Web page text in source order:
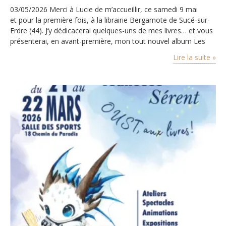
03/05/2026 Merci à Lucie de m’accueillir, ce samedi 9 mai
et pour la première fois, à la librairie Bergamote de Sucé-sur-
Erdre (44). J’y dédicacerai quelques-uns de mes livres… et vous
présenterai, en avant-première, mon tout nouvel album Les
Lire la suite »